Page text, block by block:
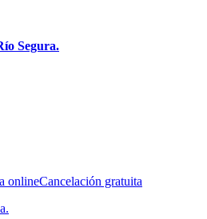
Segura.
onlineCancelación gratuita